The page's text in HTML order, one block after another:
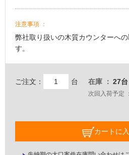
注意事項
弊社取り扱いの木質カウンターへ
す。
ご注文： 台 在庫 27台
次回入荷予定
カートに